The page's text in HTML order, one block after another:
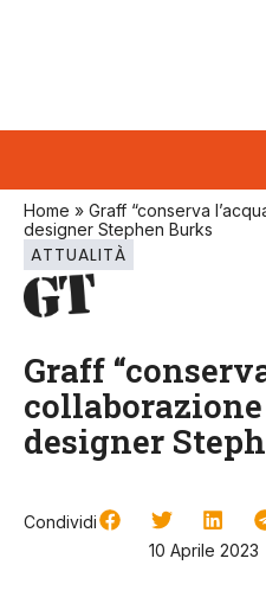
Home » Graff “conserva
designer Stephen Burks
ATTUALITÀ
Graff
designer
Condividi
10 Aprile 2023